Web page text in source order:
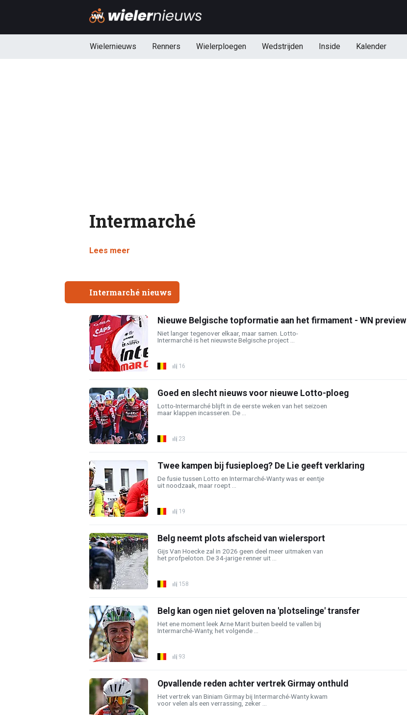
Wielernieuws Renners Wielerploegen Wedstrijden Inside Kalender
Intermarché
Lees meer
Intermarché nieuws
Nieuwe Belgische topformatie aan het firmament - WN preview
Niet langer tegenover elkaar, maar samen. Lotto-
Intermarché is het nieuwste Belgische project ...
16
Goed en slecht nieuws voor nieuwe Lotto-ploeg
Lotto-Intermarché blijft in de eerste weken van het seizoen
maar klappen incasseren. De ...
23
Twee kampen bij fusieploeg? De Lie geeft verklaring
De fusie tussen Lotto en Intermarché-Wanty was er eentje
uit noodzaak, maar roept ...
19
Belg neemt plots afscheid van wielersport
Gijs Van Hoecke zal in 2026 geen deel meer uitmaken van
het profpeloton. De 34-jarige renner uit ...
158
Belg kan ogen niet geloven na 'plotselinge' transfer
Het ene moment leek Arne Marit buiten beeld te vallen bij
Intermarché-Wanty, het volgende ...
93
Opvallende reden achter vertrek Girmay onthuld
Het vertrek van Biniam Girmay bij Intermarché-Wanty kwam
voor velen als een verrassing, zeker ...